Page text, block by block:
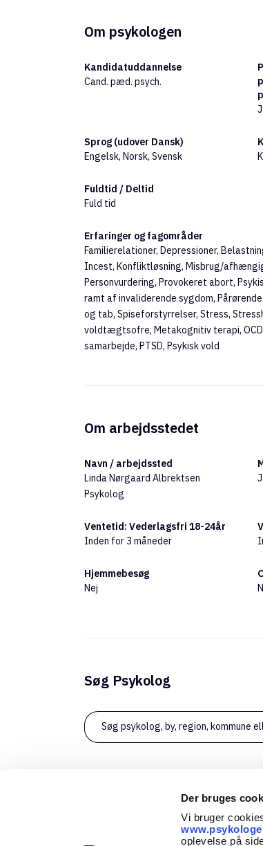
Der bruges
Vi bruger
oplevelse på
Om psykologen
Kandidatuddannelse
Cand. pæd. psych.
Sprog (udover Dansk)
Engelsk, Norsk, Svensk
Fuldtid / Deltid
Fuld tid
Erfaringer og fagområder
Familierelationer, Depressioner,
Incest, Konfliktløsning, Misbrug/
Personvurdering, Provokeret abort,
ramt af invaliderende sygdom,
og tab, Spiseforstyrrelser, Stress,
voldtægtsofre, Metakognitiv terapi,
samarbejde, PTSD, Psykisk vold
Om arbejdsstedet
Navn / arbejdssted
Linda Nørgaard Albrektsen
Psykolog
Ventetid: Vederlagsfri 18-24år
Inden for 3 måneder
Hjemmebesøg
Nej
Søg Psykolog
Søg psykolog, by, region, kommune